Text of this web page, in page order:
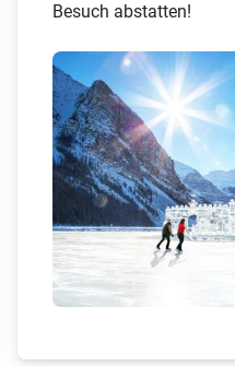
Besuch abstatten!